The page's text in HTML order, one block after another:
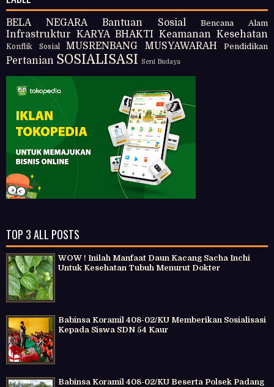
BELA NEGARA Bantuan Sosial Bencana Alam
Infrastruktur KARYA BHAKTI Keamanan Kesehatan
Konflik Sosial MUSRENBANG MUSYAWARAH Pendidikan
Pertanian SOSIALISASI Seni Budaya
TOP 3 ALL POSTS
WOW ! Inilah Manfaat Daun Kacang Sacha Inchi
Untuk Kesehatan Tubuh Menurut Dokter
Babinsa Koramil 408-02/KU Memberikan Sosialisasi
Kepada Siswa SDN 54 Kaur
Babinsa Koramil 408-02/KU Beserta Polsek Padang